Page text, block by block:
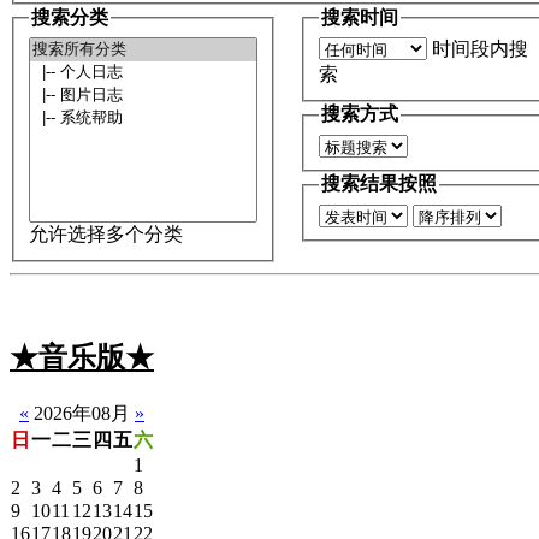
搜索分类
允许选择多个分类
搜索时间
时间段内搜
索
搜索方式
搜索结果按照
★音乐版★
« 2026年08月 »
日 一二三 四 五六
1
2 3 4 5 6 7 8
9 1011 12131415
161718192021 22